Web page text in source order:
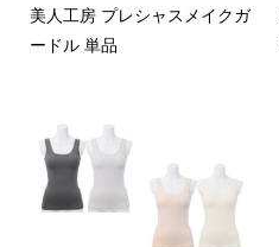
美人工房 プレシャスメイクガ
ードル 単品